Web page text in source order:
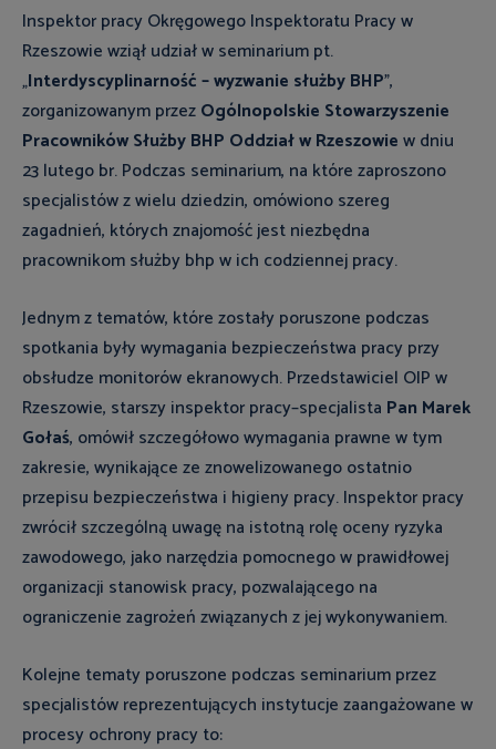
Inspektor pracy Okręgowego Inspektoratu Pracy w
Rzeszowie wziął udział w seminarium pt.
„Interdyscyplinarność – wyzwanie służby BHP”,
zorganizowanym przezOgólnopolskie Stowarzyszenie
Pracowników Służby BHP Oddział w Rzeszowiew dniu
23 lutego br. Podczas seminarium, na które zaproszono
specjalistów z wielu dziedzin, omówiono szereg
zagadnień, których znajomość jest niezbędna
pracownikom służby bhp w ich codziennej pracy.
Jednym z tematów, które zostały poruszone podczas
spotkania były wymagania bezpieczeństwa pracy przy
obsłudze monitorów ekranowych. Przedstawiciel OIP w
Rzeszowie, starszy inspektor pracy–specjalista Pan Marek
Gołaś, omówił szczegółowo wymagania prawne w tym
zakresie, wynikające ze znowelizowanego ostatnio
przepisu bezpieczeństwa i higieny pracy. Inspektor pracy
zwrócił szczególną uwagę na istotną rolę oceny ryzyka
zawodowego, jako narzędzia pomocnego w prawidłowej
organizacji stanowisk pracy, pozwalającego na
ograniczenie zagrożeń związanych z jej wykonywaniem.
Kolejne tematy poruszone podczas seminarium przez
specjalistów reprezentujących instytucje zaangażowane w
procesy ochrony pracy to: